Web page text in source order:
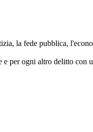
la fede pubblica,
per ogni altro delitto con